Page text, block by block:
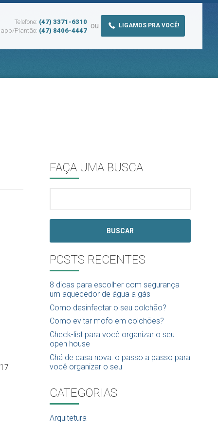
Telefone: (47) 3371-6310
Plantão: (47) 8406-4447
ou LIGAMOS PRA VOCÊ!
FAÇA UMA BUSCA
BUSCAR
POSTS RECENTES
8 dicas para escolher com segurança
um aquecedor de água a gás
Como desinfectar o seu colchão?
Como evitar mofo em colchões?
Check-list para você organizar o seu
open house
Chá de casa nova: o passo a passo para
você organizar o seu
CATEGORIAS
Arquitetura